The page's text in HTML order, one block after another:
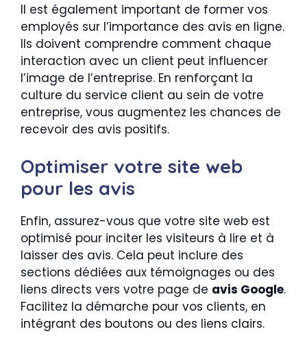
Il est également important de former vos
employés sur l’importance des avis en ligne.
Ils doivent comprendre comment chaque
interaction avec un client peut influencer
l’image de l’entreprise. En renforçant la
culture du service client au sein de votre
entreprise, vous augmentez les chances de
recevoir des avis positifs.
Optimiser votre site web
pour les avis
Enfin, assurez-vous que votre site web est
optimisé pour inciter les visiteurs à lire et à
laisser des avis. Cela peut inclure des
sections dédiées aux témoignages ou des
liens directs vers votre page de avis Google.
Facilitez la démarche pour vos clients, en
intégrant des boutons ou des liens clairs.